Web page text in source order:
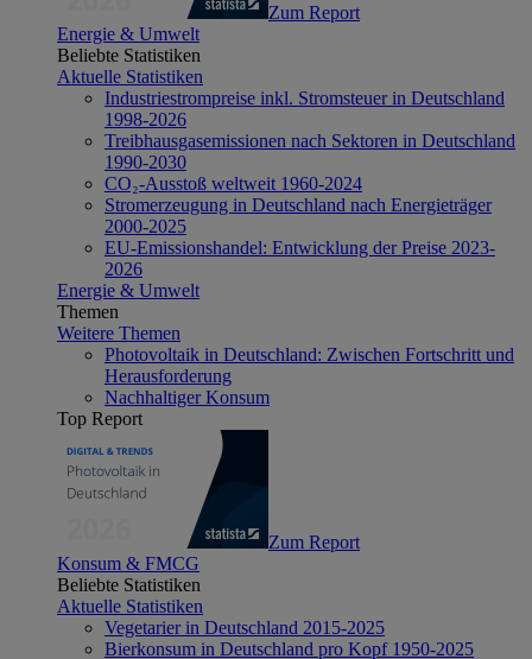
Zum Report
Energie & Umwelt
Beliebte Statistiken
Aktuelle Statistiken
Industriestrompreise inkl. Stromsteuer in Deutschland
1998-2026
Treibhausgasemissionen nach Sektoren in Deutschland
1990-2030
CO₂-Ausstoß weltweit 1960-2024
Stromerzeugung in Deutschland nach Energieträger
2000-2025
EU-Emissionshandel: Entwicklung der Preise 2023-
2026
Energie & Umwelt
Themen
Weitere Themen
Photovoltaik in Deutschland: Zwischen Fortschritt und
Herausforderung
Nachhaltiger Konsum
Top Report
Zum Report
Konsum & FMCG
Beliebte Statistiken
Aktuelle Statistiken
Vegetarier in Deutschland 2015-2025
Bierkonsum in Deutschland pro Kopf 1950-2025